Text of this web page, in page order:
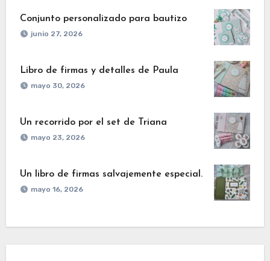
Conjunto personalizado para bautizo
junio 27, 2026
Libro de firmas y detalles de Paula
mayo 30, 2026
Un recorrido por el set de Triana
mayo 23, 2026
Un libro de firmas salvajemente especial.
mayo 16, 2026